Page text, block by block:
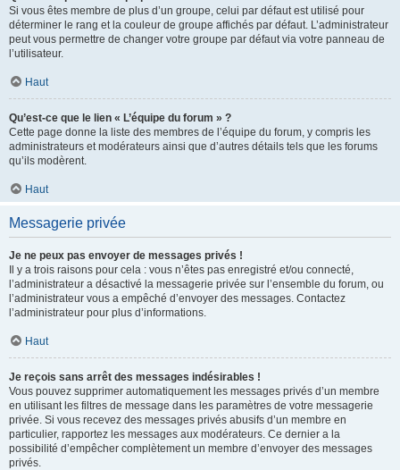
Si vous êtes membre de plus d’un groupe, celui par défaut est utilisé pour
déterminer le rang et la couleur de groupe affichés par défaut. L’administrateur
peut vous permettre de changer votre groupe par défaut via votre panneau de
l’utilisateur.
Haut
Qu’est-ce que le lien « L’équipe du forum » ?
Cette page donne la liste des membres de l’équipe du forum, y compris les
administrateurs et modérateurs ainsi que d’autres détails tels que les forums
qu’ils modèrent.
Haut
Messagerie privée
Je ne peux pas envoyer de messages privés !
Il y a trois raisons pour cela : vous n’êtes pas enregistré et/ou connecté,
l’administrateur a désactivé la messagerie privée sur l’ensemble du forum, ou
l’administrateur vous a empêché d’envoyer des messages. Contactez
l’administrateur pour plus d’informations.
Haut
Je reçois sans arrêt des messages indésirables !
Vous pouvez supprimer automatiquement les messages privés d’un membre
en utilisant les filtres de message dans les paramètres de votre messagerie
privée. Si vous recevez des messages privés abusifs d’un membre en
particulier, rapportez les messages aux modérateurs. Ce dernier a la
possibilité d’empêcher complètement un membre d’envoyer des messages
privés.